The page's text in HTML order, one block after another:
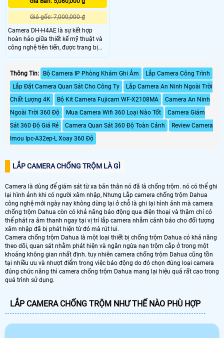
Giá gốc: 7,000,000 ₫
Camera DH-H4AE là sự kết hợp
hoàn hảo giữa thiết kế mỹ thuật và
công nghệ tiên tiến, được trang bị
nhiều tính năng hiện đại: thu âm,
chuyển động, theo dõi chuyển động,
báo động chuyển động. Điều này
giúp quản lý và giao tiếp dễ dàng
hơn, đặc biệt trong việc chăm sóc và
kiểm soát an ninh cửa hàng
Thông Tin: Bộ Camera IP Phòng Khám Ghi Âm
Lắp Camera Công Trình
Lắp Đặt Camera Quan Sát Cho Công Ty
Lắp Camera An Ninh Ngoài Trời
Chất Lượng 4K
Bộ Kit Camera Fujicam WF-X2108MA
Camera An Ninh
Ngoài Trời 360 Độ
Mua Camera Wifi 360 Loại Nào Tốt
Camera Giám
Sát 360 Độ Giá Rẻ
Camera Quan Sát 360 Độ Toàn Cảnh
Review Camera
Imou Ipc-A32ep-L Xoay 360 Độ
LẮP CAMERA CHỐNG TRỘM LÀ GÌ
Camera là dùng để giám sát từ xa bản thân nó đã là chống trộm. nó có thể ghi
lại hình ảnh khi có người xâm nhập, Nhưng Lắp camera chống trộm Dahua
công nghệ mới ngày nay không dừng lại ở chỗ là ghi lại hình ảnh mà camera
chống trộm Dahua còn có khả năng báo động qua điện thoại và thậm chí có
thể phát ra âm thanh ngay tại vị trí lắp camera nhằm cảnh báo cho đối tượng
xâm nhập đã bị phát hiện từ đó mà rút lui.
Camera chống trộm Dahua là một loại thiết bị chống trộm Dahua có khả năng
theo dõi, quan sát nhằm phát hiện và ngăn ngừa nạn trộm cắp ở trong một
khoảng không gian nhất định. tuy nhiên camera chống trộm Dahua cũng tồn
tại nhiều ưu và nhượt điểm trong việc báo động do đó chọn đúng loại camera
đúng chức năng thì camera chống trộm Dahua mang lại hiệu quả rất cao trong
quá trình sử dụng.
LẮP CAMERA CHỐNG TRỘM NHƯ THẾ NÀO PHÙ HỢP